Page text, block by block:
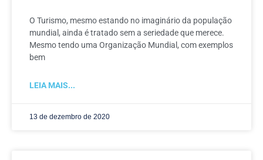
O Turismo, mesmo estando no imaginário da população
mundial, ainda é tratado sem a seriedade que merece.
Mesmo tendo uma Organização Mundial, com exemplos
bem
LEIA MAIS...
13 de dezembro de 2020